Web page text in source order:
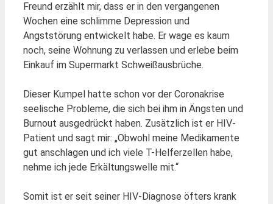
Freund erzählt mir, dass er in den vergangenen
Wochen eine schlimme Depression und
Angststörung entwickelt habe. Er wage es kaum
noch, seine Wohnung zu verlassen und erlebe beim
Einkauf im Supermarkt Schweißausbrüche.
Dieser Kumpel hatte schon vor der Coronakrise
seelische Probleme, die sich bei ihm in Ängsten und
Burnout ausgedrückt haben. Zusätzlich ist er HIV-
Patient und sagt mir: „Obwohl meine Medikamente
gut anschlagen und ich viele T-Helferzellen habe,
nehme ich jede Erkältungswelle mit.“
Somit ist er seit seiner HIV-Diagnose öfters krank